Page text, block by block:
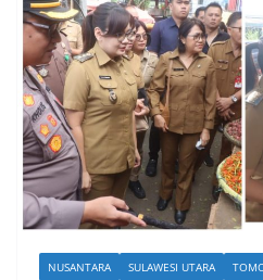
NUSANTARA SULAWESI UTARA